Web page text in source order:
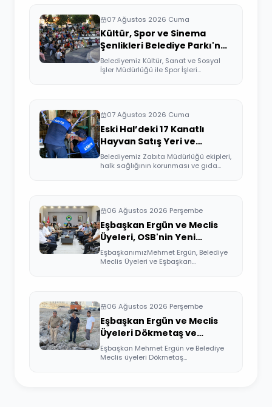
07 Ağustos 2026 Cuma
Kültür, Spor ve Sinema
Şenlikleri Belediye Parkı'nda
Devam Etti
Belediyemiz Kültür, Sanat ve Sosyal
İşler Müdürlüğü ile Spor İşleri
07 Ağustos 2026 Cuma
Eski Hal’deki 17 Kanatlı
Hayvan Satış Yeri ve
Kesimhane Mühürlendi
Belediyemiz Zabıta Müdürlüğü ekipleri,
halk sağlığının korunması ve gıda
06 Ağustos 2026 Perşembe
Eşbaşkan Ergün ve Meclis
Üyeleri, OSB'nin Yeni
Yönetimini Ziyaret Etti
EşbaşkanımızMehmet Ergün, Belediye
Meclis Üyeleri ve Eşbaşkan
06 Ağustos 2026 Perşembe
Eşbaşkan Ergün ve Meclis
Üyeleri Dökmetaş ve
Üçkuyular Mahallelerini
Ziyaret Etti
Eşbaşkan Mehmet Ergün ve Belediye
Meclis üyeleri Dökmetaş